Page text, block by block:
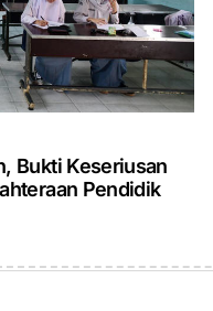
Bukti Keseriusan
Pendidik